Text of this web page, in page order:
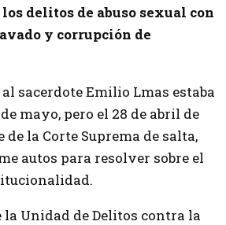
delitos de abuso sexual con
y corrupción de
sacerdote Emilio Lmas estaba
mayo, pero el 28 de abril de
de la Corte Suprema de salta,
autos para resolver sobre el
la Unidad de Delitos contra la